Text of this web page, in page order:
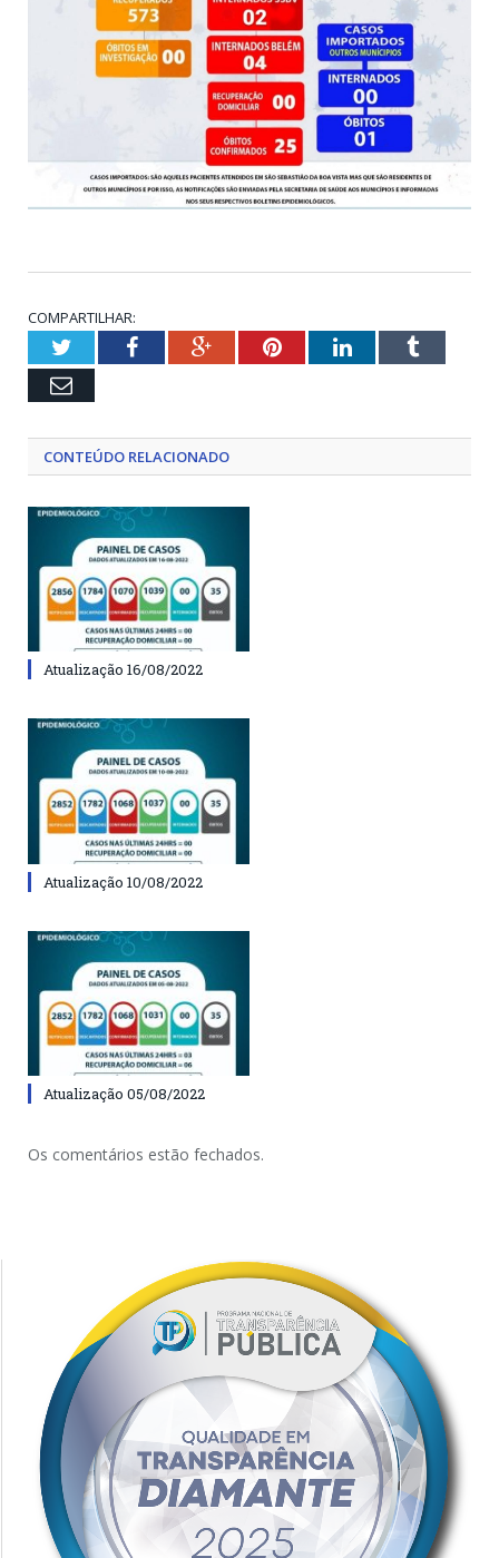
COMPARTILHAR:
TwitterFacebookGoogle+PinterestLinkedInTumblr
Email
CONTEÚDO RELACIONADO
Atualização 16/08/2022
Atualização 10/08/2022
Atualização 05/08/2022
Os comentários estão fechados.